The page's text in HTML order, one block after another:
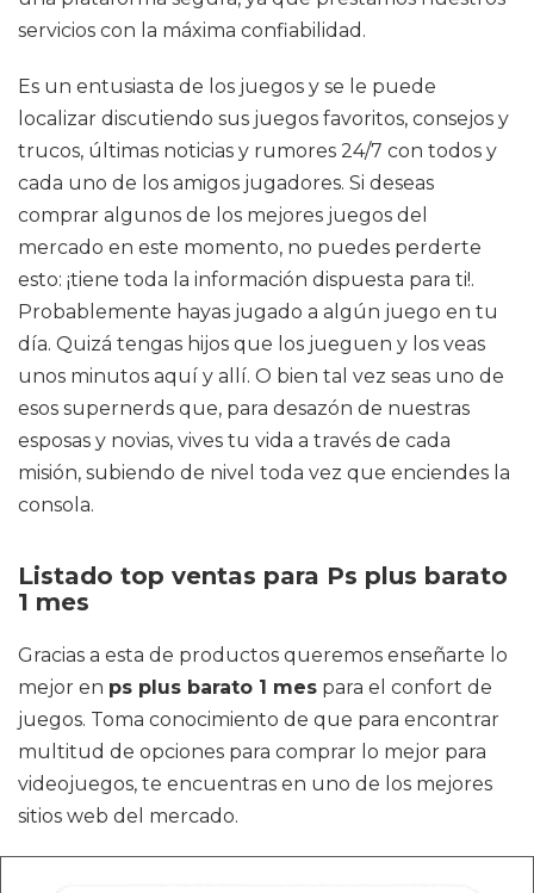
servicios con la máxima confiabilidad.
Es un entusiasta de los juegos y se le puede
localizar discutiendo sus juegos favoritos, consejos y
trucos, últimas noticias y rumores 24/7 con todos y
cada uno de los amigos jugadores. Si deseas
comprar algunos de los mejores juegos del
mercado en este momento, no puedes perderte
esto: ¡tiene toda la información dispuesta para ti!.
Probablemente hayas jugado a algún juego en tu
día. Quizá tengas hijos que los jueguen y los veas
unos minutos aquí y allí. O bien tal vez seas uno de
esos supernerds que, para desazón de nuestras
esposas y novias, vives tu vida a través de cada
misión, subiendo de nivel toda vez que enciendes la
consola.
Listado top ventas para Ps plus barato
1 mes
Gracias a esta de productos queremos enseñarte lo
mejor en ps plus barato 1 mes para el confort de
juegos. Toma conocimiento de que para encontrar
multitud de opciones para comprar lo mejor para
videojuegos, te encuentras en uno de los mejores
sitios web del mercado.